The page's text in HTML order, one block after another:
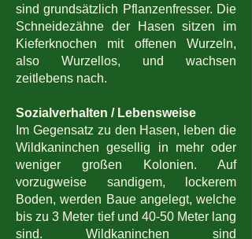
sind grundsätzlich Pflanzenfresser. Die
Schneidezähne der Hasen sitzen im
Kieferknochen mit offenen Wurzeln,
also Wurzellos, und wachsen
zeitlebens nach.
Sozialverhalten / Lebensweise
Im Gegensatz zu den Hasen, leben die
Wildkaninchen gesellig in mehr oder
weniger großen Kolonien. Auf
vorzugweise sandigem, lockerem
Boden, werden Baue angelegt, welche
bis zu 3 Meter tief und 40-50 Meter lang
sind. Wildkaninchen sind